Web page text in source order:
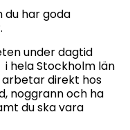
har goda
under dagtid
hela Stockholm län
direkt hos
noggrann och ha
du ska vara